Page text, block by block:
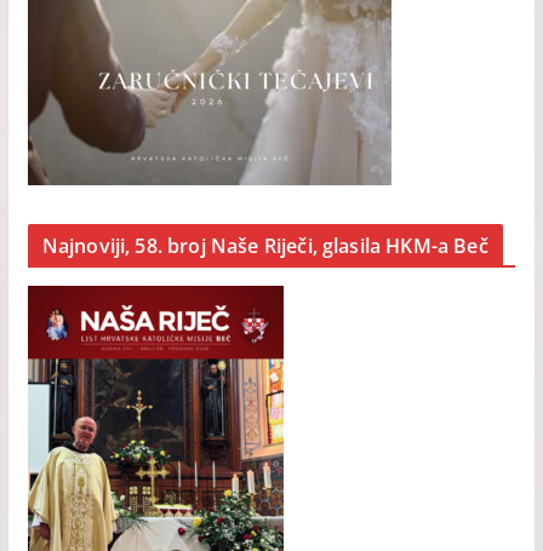
Najnoviji, 58. broj Naše Riječi, glasila HKM-a Beč